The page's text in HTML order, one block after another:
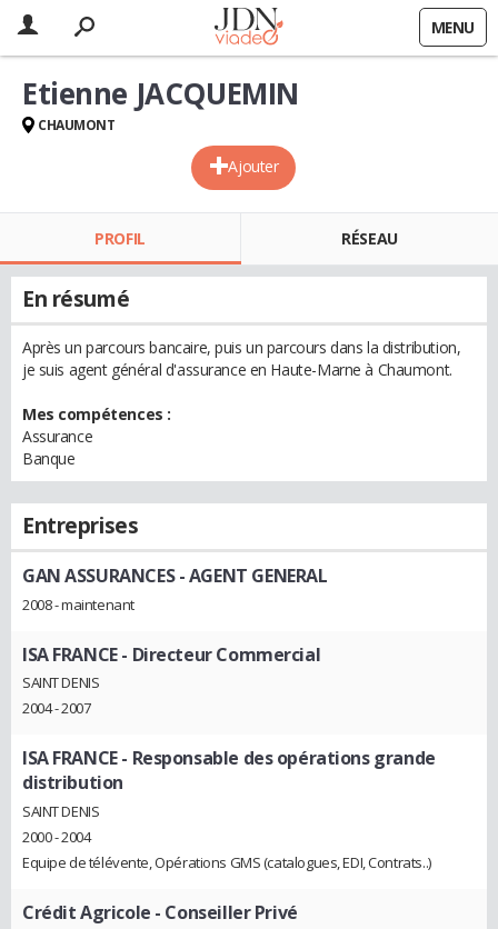
MENU
Ajouter
Etienne JACQUEMIN
CHAUMONT
PROFIL RÉSEAU
En résumé
Après un parcours bancaire, puis un parcours dans la distribution,
je suis agent général d'assurance en Haute-Marne à Chaumont.
Mes compétences :
Assurance
Banque
Entreprises
GAN ASSURANCES- AGENT GENERAL
2008 - maintenant
ISA FRANCE- Directeur Commercial
SAINT DENIS
2004 - 2007
ISA FRANCE- Responsable des opérations grande
distribution
SAINT DENIS
2000 - 2004
Equipe de télévente, Opérations GMS (catalogues, EDI, Contrats..)
Crédit Agricole - Conseiller Privé